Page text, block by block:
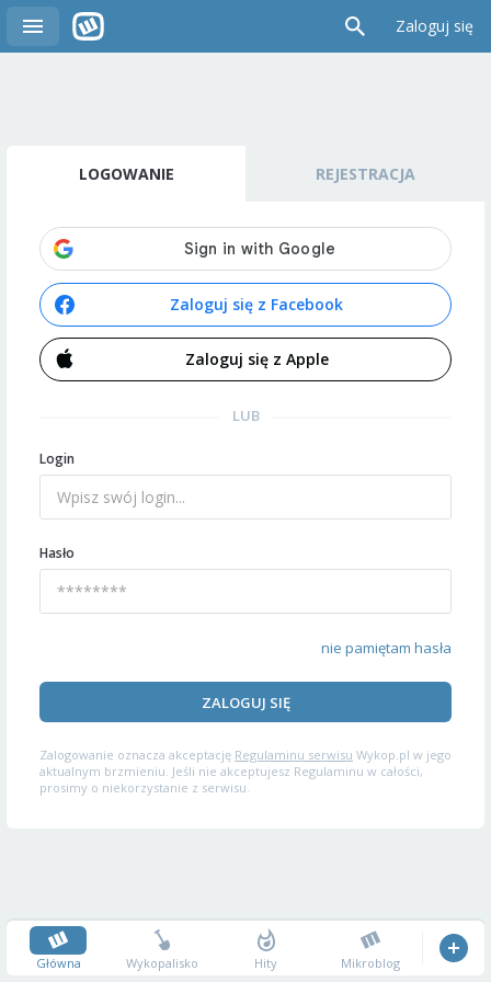
Zaloguj się
LOGOWANIE REJESTRACJA
Zaloguj się z Facebook
Zaloguj się z Apple
LUB
Login
Hasło
nie pamiętam hasła
ZALOGUJ SIĘ
Zalogowanie oznacza akceptację Regulaminu serwisu Wykop.pl w jego
aktualnym brzmieniu. Jeśli nie akceptujesz Regulaminu w całości,
prosimy o niekorzystanie z serwisu.
Główna Wykopalisko Hity Mikroblog